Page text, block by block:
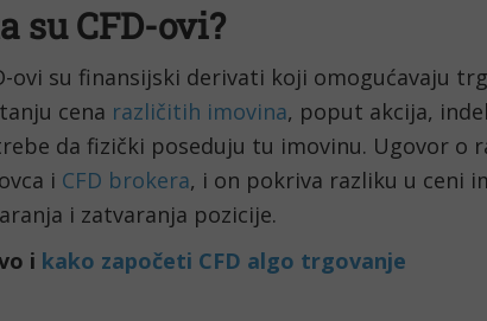
su CFD-ovi?
ovi su finansijski derivati koji omogućavaju
cena različitih imovina, poput akcija,
da fizički poseduju tu imovinu. Ugovor o
i CFD brokera, i on pokriva razliku u ceni
i zatvaranja pozicije.
i kako započeti CFD algo trgovanje